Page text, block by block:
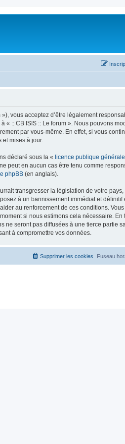
vous acceptez d’être légalement
« :: CB ISIS :: Le forum ». Nous pouvons
par vous-même. En effet, si vous
mises à jour.
déclaré sous la « licence publique
peut en aucun cas être tenu comme
phpBB (en anglais).
transgresser la législation de votre
à un bannissement immédiat et définitif
au renforcement de ces conditions.
si nous estimons cela nécessaire. En
ne seront pas diffusées à une tierce partie
à compromettre vos données.
Fuseau
Supprimer les cookies